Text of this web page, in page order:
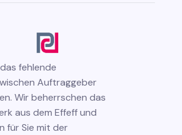
fehlende
Auftraggeber
Wir beherrschen das
aus dem Effeff und
für Sie mit der